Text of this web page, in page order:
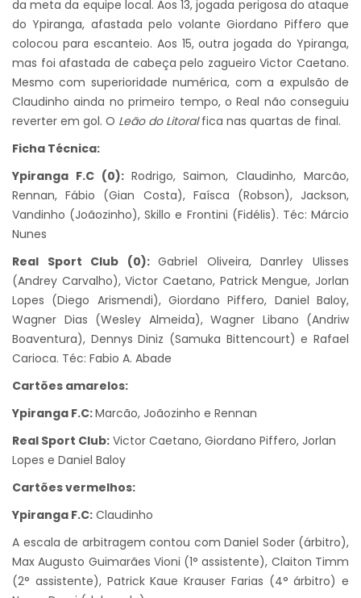
da meta da equipe local. Aos 13, jogada perigosa do ataque
do Ypiranga, afastada pelo volante Giordano Piffero que
colocou para escanteio. Aos 15, outra jogada do Ypiranga,
mas foi afastada de cabeça pelo zagueiro Victor Caetano.
Mesmo com superioridade numérica, com a expulsão de
Claudinho ainda no primeiro tempo, o Real não conseguiu
reverter em gol. O Leão do Litoralfica nas quartas de final.
Ficha Técnica:
Ypiranga F.C (0): Rodrigo, Saimon, Claudinho, Marcão,
Rennan, Fábio (Gian Costa), Faísca (Robson), Jackson,
Vandinho (Joãozinho), Skillo e Frontini (Fidélis). Téc: Márcio
Nunes
Real Sport Club (0):Gabriel Oliveira, Danrley Ulisses
(Andrey Carvalho), Victor Caetano, Patrick Mengue, Jorlan
Lopes (Diego Arismendi), Giordano Piffero, Daniel Baloy,
Wagner Dias (Wesley Almeida), Wagner Libano (Andriw
Boaventura), Dennys Diniz (Samuka Bittencourt) e Rafael
Carioca. Téc: Fabio A. Abade
Cartões amarelos:
Ypiranga F.C:Marcão, Joãozinho e Rennan
Real Sport Club: Victor Caetano, Giordano Piffero, Jorlan
Lopes e Daniel Baloy
Cartões vermelhos:
Ypiranga F.C: Claudinho
A escala de arbitragem contou com Daniel Soder (árbitro),
Max Augusto Guimarães Vioni (1° assistente), Claiton Timm
(2° assistente), Patrick Kaue Krauser Farias (4° árbitro) e